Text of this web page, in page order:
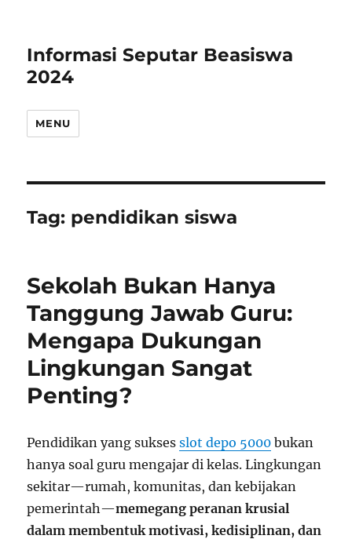
Informasi Seputar Beasiswa
2024
MENU
Tag: pendidikan siswa
Sekolah Bukan Hanya
Tanggung Jawab Guru:
Mengapa Dukungan
Lingkungan Sangat
Penting?
Pendidikan yang suksesslot depo 5000 bukan
hanya soal guru mengajar di kelas. Lingkungan
sekitar—rumah, komunitas, dan kebijakan
pemerintah—memegang peranan krusial
dalam membentuk motivasi, kedisiplinan, dan